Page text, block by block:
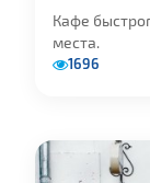
Кафе
места.
1696